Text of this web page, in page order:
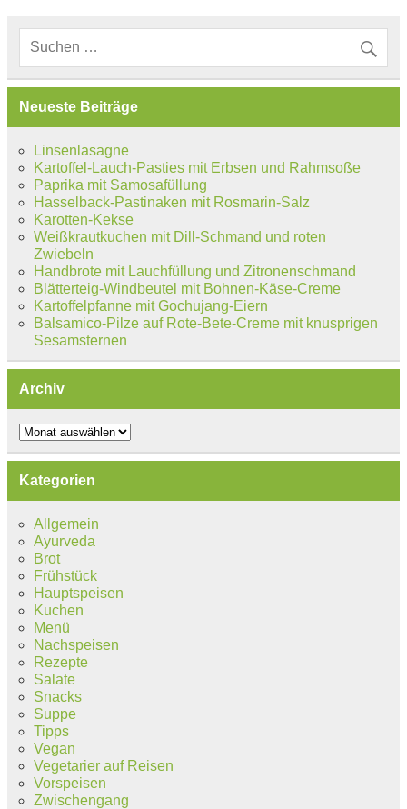
Neueste Beiträge
Linsenlasagne
Kartoffel-Lauch-Pasties mit Erbsen und Rahmsoße
Paprika mit Samosafüllung
Hasselback-Pastinaken mit Rosmarin-Salz
Karotten-Kekse
Weißkrautkuchen mit Dill-Schmand und roten
Zwiebeln
Handbrote mit Lauchfüllung und Zitronenschmand
Blätterteig-Windbeutel mit Bohnen-Käse-Creme
Kartoffelpfanne mit Gochujang-Eiern
Balsamico-Pilze auf Rote-Bete-Creme mit knusprigen
Sesamsternen
Archiv
Archiv
Kategorien
Allgemein
Ayurveda
Brot
Frühstück
Hauptspeisen
Kuchen
Menü
Nachspeisen
Rezepte
Salate
Snacks
Suppe
Tipps
Vegan
Vegetarier auf Reisen
Vorspeisen
Zwischengang